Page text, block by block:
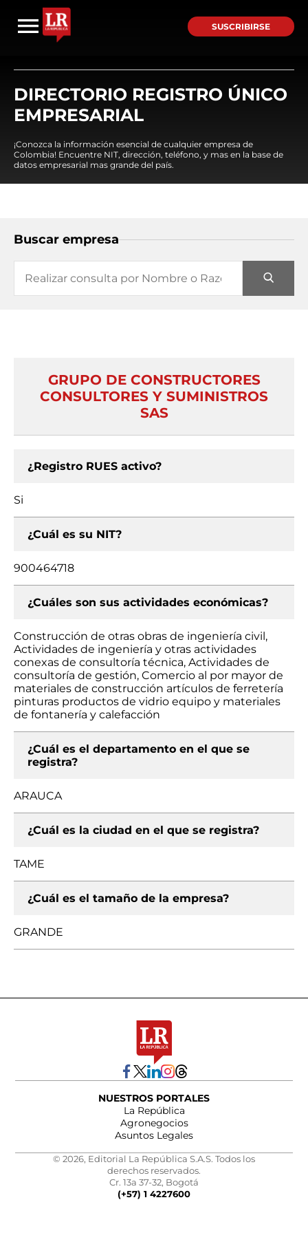
SUSCRIBIRSE
DIRECTORIO REGISTRO ÚNICO
EMPRESARIAL
¡Conozca la información esencial de cualquier empresa de
Colombia! Encuentre NIT, dirección, teléfono, y mas en la base de
datos empresarial mas grande del país.
Buscar empresa
GRUPO DE CONSTRUCTORES
CONSULTORES Y SUMINISTROS
SAS
¿Registro RUES activo?
Si
¿Cuál es su NIT?
900464718
¿Cuáles son sus actividades económicas?
Construcción de otras obras de ingeniería civil,
Actividades de ingeniería y otras actividades
conexas de consultoría técnica, Actividades de
consultoría de gestión, Comercio al por mayor de
materiales de construcción artículos de ferretería
pinturas productos de vidrio equipo y materiales
de fontanería y calefacción
¿Cuál es el departamento en el que se
registra?
ARAUCA
¿Cuál es la ciudad en el que se registra?
TAME
¿Cuál es el tamaño de la empresa?
GRANDE
NUESTROS PORTALES
La República
Agronegocios
Asuntos Legales
© 2026, Editorial La República S.A.S. Todos los
derechos reservados.
Cr. 13a 37-32, Bogotá
(+57) 1 4227600